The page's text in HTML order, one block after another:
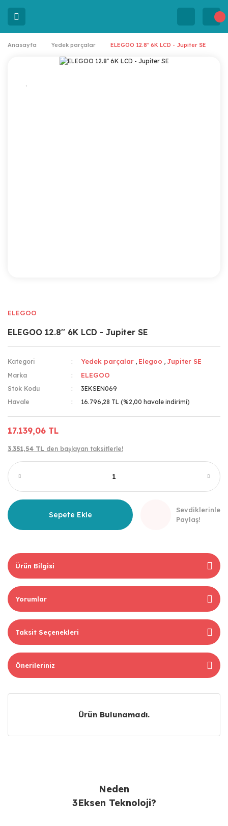
Anasayfa Yedek parçalar ELEGOO 12.8'' 6K LCD - Jupiter SE
ELEGOO
ELEGOO 12.8'' 6K LCD - Jupiter SE
Kategori Yedek parçalar , Elegoo ,Jupiter SE
Marka ELEGOO
Stok Kodu
3EKSEN069
Havale
16.796,28 TL (%2,00 havale indirimi)
17.139,06 TL
3.351,54 TL den başlayan taksitlerle!
Sepete Ekle
Sevdiklerinle
Paylaş!
Ürün Bilgisi
Yorumlar
Taksit Seçenekleri
Önerileriniz
Ürün Bulunamadı.
Neden
3Eksen Teknoloji?